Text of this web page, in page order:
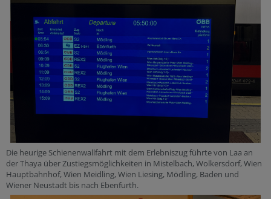
Die heurige Schienenwallfahrt mit dem Erlebniszug führte von Laa an
der Thaya über Zustiegsmöglichkeiten in Mistelbach, Wolkersdorf, Wien
Hauptbahnhof, Wien Meidling, Wien Liesing, Mödling, Baden und
Wiener Neustadt bis nach Ebenfurth.